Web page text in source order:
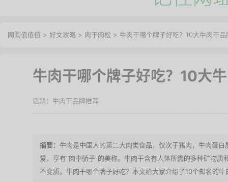
网购值值值 > 好文攻略 > 肉干肉松 > 牛肉干哪个牌子好吃？10大牛肉干品
牛肉干哪个牌子好吃？10大
牛肉干品牌推荐
牛肉是中国人的第二大肉类食品，仅次于猪肉，牛肉蛋
爱，享有“肉中骄子”的美称。牛肉干含有人体所需的多种矿物
不变质。牛肉干哪个牌子好吃？本文给大家介绍了10个知名的